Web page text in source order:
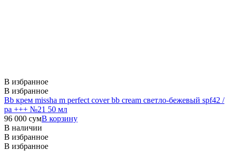
В избранное
В избранное
Bb крем missha m perfect cover bb cream светло-бежевый spf42 /
pa +++ №21 50 мл
96 000 сумВ корзину
В наличии
В избранное
В избранное